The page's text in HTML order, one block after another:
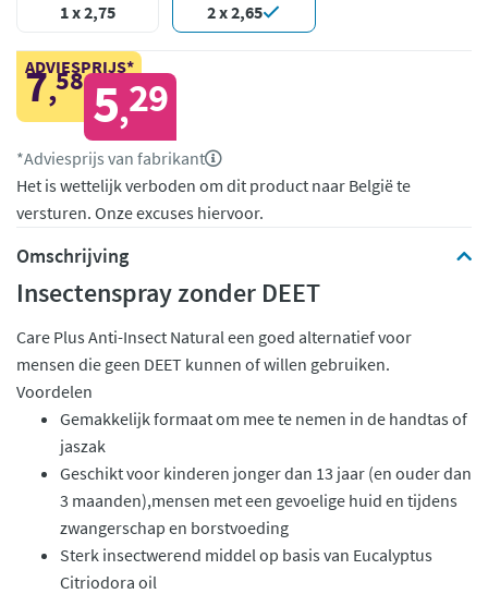
1 x 2,75 2 x 2,65
ADVIESPRIJS*
7,58 5,29
*Adviesprijs van fabrikant
Het is wettelijk verboden om dit product naar België te
versturen. Onze excuses hiervoor.
Omschrijving
Insectenspray zonder DEET
Care Plus Anti-Insect Natural een goed alternatief voor
mensen die geen DEET kunnen of willen gebruiken.
Voordelen
Gemakkelijk formaat om mee te nemen in de handtas of
jaszak
Geschikt voor kinderen jonger dan 13 jaar (en ouder dan
3 maanden),mensen met een gevoelige huid en tijdens
zwangerschap en borstvoeding
Sterk insectwerend middel op basis van Eucalyptus
Citriodora oil